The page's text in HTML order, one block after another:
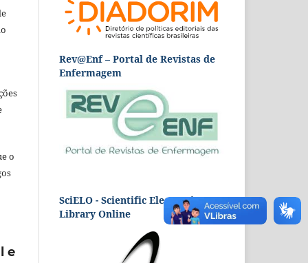
o
e
Rev@Enf – Portal de Revistas de
Enfermagem
SciELO - Scientific Electronic
Library Online